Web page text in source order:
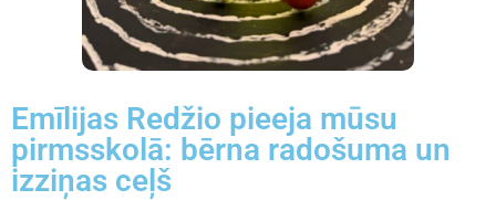
Emīlijas Redžio pieeja mūsu
pirmsskolā: bērna radošuma un
izziņas ceļš